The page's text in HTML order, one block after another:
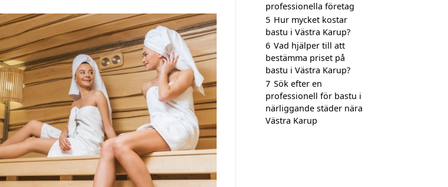
professionella företag
5 Hur mycket kostar
bastu i Västra Karup?
6 Vad hjälper till att
bestämma priset på
bastu i Västra Karup?
7 Sök efter en
professionell för bastu i
närliggande städer nära
Västra Karup